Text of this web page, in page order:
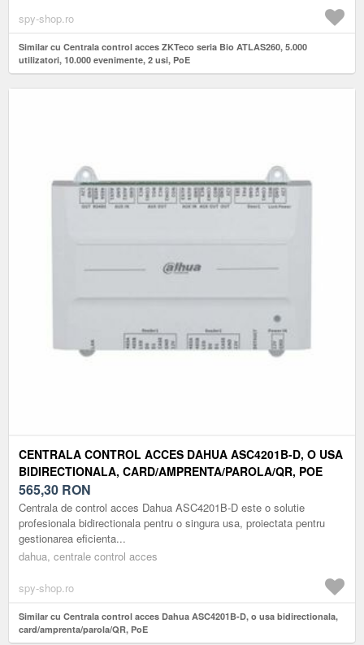
spy-shop.ro
Similar cu Centrala control acces ZKTeco seria Bio ATLAS260, 5.000
utilizatori, 10.000 evenimente, 2 usi, PoE
CENTRALA CONTROL ACCES DAHUA ASC4201B-D, O USA
BIDIRECTIONALA, CARD/AMPRENTA/PAROLA/QR, POE
565,30 RON
Centrala de control acces Dahua ASC4201B-D este o solutie
profesionala bidirectionala pentru o singura usa, proiectata pentru
gestionarea eficienta...
dahua, centrale control acces
spy-shop.ro
Similar cu Centrala control acces Dahua ASC4201B-D, o usa bidirectionala,
card/amprenta/parola/QR, PoE